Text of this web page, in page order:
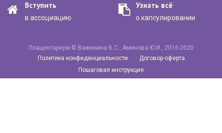
Узнать всё
о капсулировании
Вступить
в ассоциацию
Плацентариум © Важенина В.С., Аминова Ю.И., 2016-2020
Политика конфиденциальности
Договор-оферта
Пошаговая инструкция